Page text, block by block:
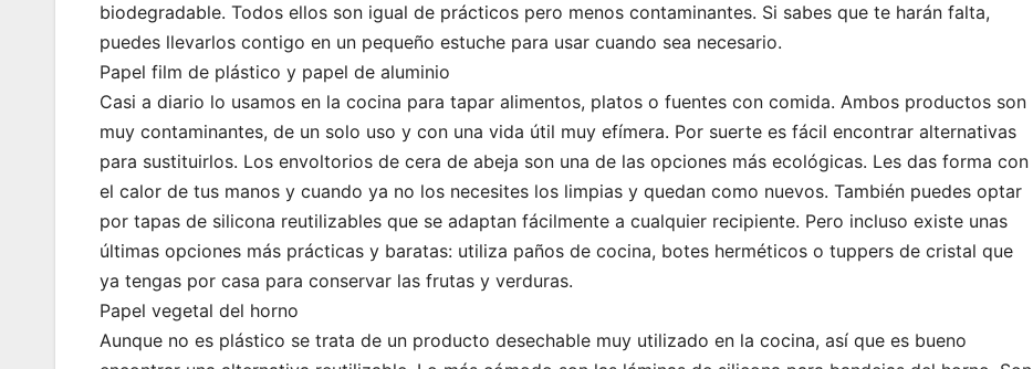
biodegradable. Todos ellos son igual de prácticos pero menos contaminantes. Si sabes que te harán falta,
puedes llevarlos contigo en un pequeño estuche para usar cuando sea necesario.
Papel film de plástico y papel de aluminio
Casi a diario lo usamos en la cocina para tapar alimentos, platos o fuentes con comida. Ambos productos son
muy contaminantes, de un solo uso y con una vida útil muy efímera. Por suerte es fácil encontrar alternativas
para sustituirlos. Los envoltorios de cera de abeja son una de las opciones más ecológicas. Les das forma con
el calor de tus manos y cuando ya no los necesites los limpias y quedan como nuevos. También puedes optar
por tapas de silicona reutilizables que se adaptan fácilmente a cualquier recipiente. Pero incluso existe unas
últimas opciones más prácticas y baratas: utiliza paños de cocina, botes herméticos o tuppers de cristal que
ya tengas por casa para conservar las frutas y verduras.
Papel vegetal del horno
Aunque no es plástico se trata de un producto desechable muy utilizado en la cocina, así que es bueno